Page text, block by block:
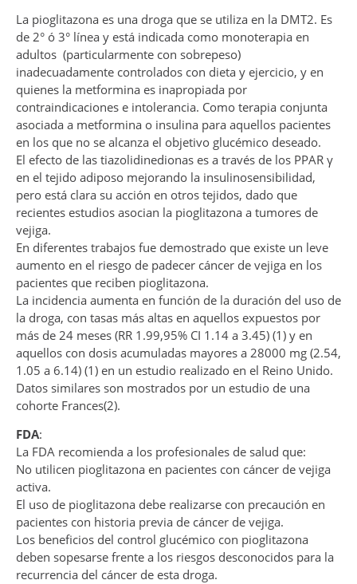
La pioglitazona es una droga que se utiliza en la DMT2. Es
de 2° ó 3° línea y está indicada como monoterapia en
adultos (particularmente con sobrepeso)
inadecuadamente controlados con dieta y ejercicio, y en
quienes la metformina es inapropiada por
contraindicaciones e intolerancia. Como terapia conjunta
asociada a metformina o insulina para aquellos pacientes
en los que no se alcanza el objetivo glucémico deseado.
El efecto de las tiazolidinedionas es a través de los PPAR γ
en el tejido adiposo mejorando la insulinosensibilidad,
pero está clara su acción en otros tejidos, dado que
recientes estudios asocian la pioglitazona a tumores de
vejiga.
En diferentes trabajos fue demostrado que existe un leve
aumento en el riesgo de padecer cáncer de vejiga en los
pacientes que reciben pioglitazona.
La incidencia aumenta en función de la duración del uso de
la droga, con tasas más altas en aquellos expuestos por
más de 24 meses (RR 1.99,95% CI 1.14 a 3.45) (1) y en
aquellos con dosis acumuladas mayores a 28000 mg (2.54,
1.05 a 6.14) (1) en un estudio realizado en el Reino Unido.
Datos similares son mostrados por un estudio de una
cohorte Frances(2).
FDA:
La FDA recomienda a los profesionales de salud que:
No utilicen pioglitazona en pacientes con cáncer de vejiga
activa.
El uso de pioglitazona debe realizarse con precaución en
pacientes con historia previa de cáncer de vejiga.
Los beneficios del control glucémico con pioglitazona
deben sopesarse frente a los riesgos desconocidos para la
recurrencia del cáncer de esta droga.